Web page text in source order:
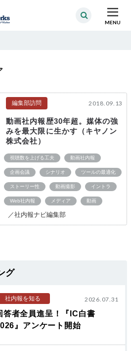
MENU
編集部訪問 2018.09.13
動画社内報歴30年超。媒体の強
みを最大限に生かす（キヤノン
株式会社）
視聴数を上げる工夫 動画社内報
企画会議 シナリオ ツールの最適化
ストーリー性 動画撮影 イントラ
Web社内報 メディア 動画
／社内報ナビ編集部
グ
社内報を知る 2026.07.31
答者全員進呈！『IC白書
』アンケート開始